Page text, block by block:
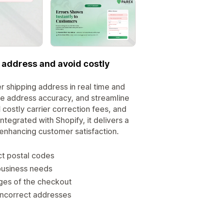
and avoid costly
address in real time and
address accuracy, and streamline
carrier correction fees, and
with Shopify, it delivers a
customer satisfaction.
postal codes
needs
of the checkout
addresses